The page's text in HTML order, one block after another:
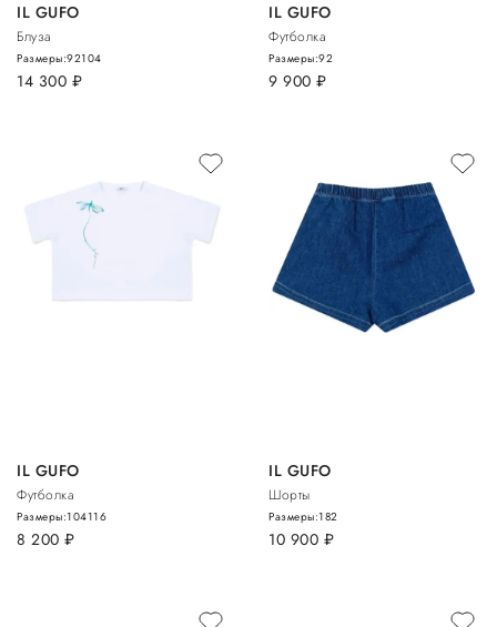
IL GUFO
Блуза
14 300 руб.
Размеры:92104
IL GUFO
Футболка
9 900 руб.
Размеры:92
IL GUFO
Футболка
8 200 руб.
Размеры:104116
IL GUFO
Шорты
10 900 руб.
Размеры:182